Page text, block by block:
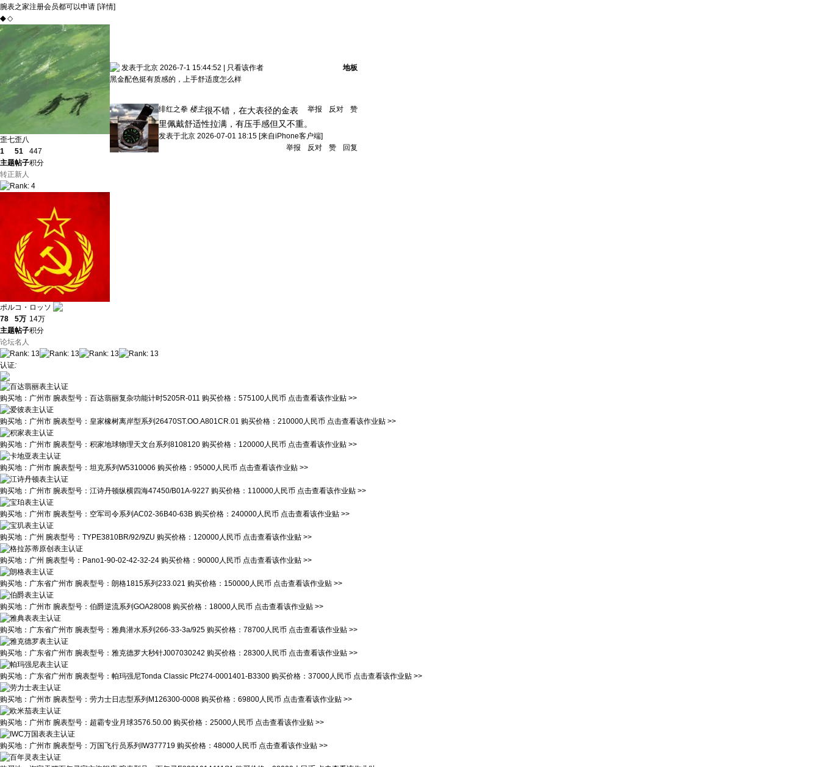
腕表之家注册会员都可以申请 [详情]
◆ ◇
歪七歪八
1
主题
51
帖子
447
积分
转正新人
地板
发表于北京 2026-7-1 15:44:52
只看该作者
黑金配色挺有质感的，上手舒适度怎么样
举报 反对 赞
绯红之拳 楼主很不错，在大表径的金表
里佩戴舒适性拉满，有压手感但又不重。
发表于北京 2026-07-01 18:15 [来自iPhone客户端]
举报
反对 赞 回复
ポルコ・ロッソ
78
主题
5万
帖子
14万
积分
论坛名人
认证:
购买地： 广州市 腕表型号： 百达翡丽复杂功能计时5205R-011 购买价格： 575100人民币 点击查看该作业贴 >>
购买地： 广州市 腕表型号： 皇家橡树离岸型系列26470ST.OO.A801CR.01 购买价格： 210000人民币 点击查看该作业贴 >>
购买地： 广州市 腕表型号： 积家地球物理天文台系列8108120 购买价格： 120000人民币 点击查看该作业贴 >>
购买地： 广州市 腕表型号： 坦克系列W5310006 购买价格： 95000人民币 点击查看该作业贴 >>
购买地： 广州市 腕表型号： 江诗丹顿纵横四海47450/B01A-9227 购买价格： 110000人民币 点击查看该作业贴 >>
购买地： 广州市 腕表型号： 空军司令系列AC02-36B40-63B 购买价格： 240000人民币 点击查看该作业贴 >>
购买地： 广州 腕表型号： TYPE3810BR/92/9ZU 购买价格： 120000人民币 点击查看该作业贴 >>
购买地： 广州 腕表型号： Pano1-90-02-42-32-24 购买价格： 90000人民币 点击查看该作业贴 >>
购买地： 广东省广州市 腕表型号： 朗格1815系列233.021 购买价格： 150000人民币 点击查看该作业贴 >>
购买地： 广州市 腕表型号： 伯爵逆流系列GOA28008 购买价格： 18000人民币 点击查看该作业贴 >>
购买地： 广东省广州市 腕表型号： 雅典潜水系列266-33-3a/925 购买价格： 78700人民币 点击查看该作业贴 >>
购买地： 广东省广州市 腕表型号： 雅克德罗大秒针J007030242 购买价格： 28300人民币 点击查看该作业贴 >>
购买地： 广东省广州市 腕表型号： 帕玛强尼Tonda Classic Pfc274-0001401-B3300 购买价格： 37000人民币 点击查看该作业贴 >>
购买地： 广州市 腕表型号： 劳力士日志型系列M126300-0008 购买价格： 69800人民币 点击查看该作业贴 >>
购买地： 广州市 腕表型号： 超霸专业月球3576.50.00 购买价格： 25000人民币 点击查看该作业贴 >>
购买地： 广州市 腕表型号： 万国飞行员系列IW377719 购买价格： 48000人民币 点击查看该作业贴 >>